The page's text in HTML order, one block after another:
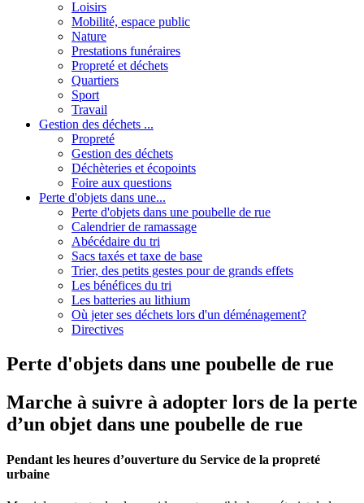
Loisirs
Mobilité, espace public
Nature
Prestations funéraires
Propreté et déchets
Quartiers
Sport
Travail
Gestion des déchets ...
Propreté
Gestion des déchets
Déchèteries et écopoints
Foire aux questions
Perte d'objets dans une...
Perte d'objets dans une poubelle de rue
Calendrier de ramassage
Abécédaire du tri
Sacs taxés et taxe de base
Trier, des petits gestes pour de grands effets
Les bénéfices du tri
Les batteries au lithium
Où jeter ses déchets lors d'un déménagement?
Directives
Perte d'objets dans une poubelle de rue
Marche à suivre à adopter lors de la perte
d’un objet dans une poubelle de rue
Pendant les heures d’ouverture du Service de la propreté
urbaine